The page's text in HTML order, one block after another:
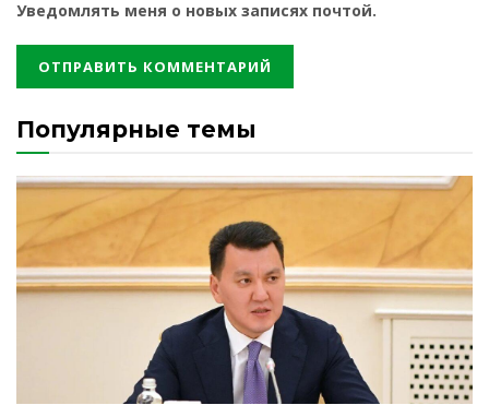
Уведомлять меня о новых записях почтой.
Популярные темы